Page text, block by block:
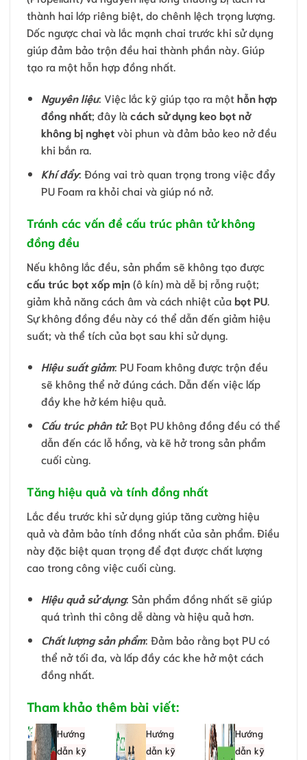
thành hai lớp riêng biệt, do chênh lệch trọng lượng.
Dốc ngược chai và lắc mạnh chai trước khi sử dụng
giúp đảm bảo trộn đều hai thành phần này. Giúp
tạo ra một hỗn hợp đồng nhất.
Nguyên liệu: Việc lắc kỹ giúp tạo ra mộthỗn hợp
đồng nhất; đây là cách sử dụng keo bọt nở
không bị nghẹtvòi phun và đảm bảo keo nở đều
khi bắn ra.
Khí đẩy: Đóng vai trò quan trọng trong việc đẩy
PU Foam ra khỏi chai và giúp nó nở.
Tránh các vấn đề cấu trúc phân tử không
đồng đều
Nếu không lắc đều, sản phẩm sẽ không tạo được
cấu trúc bọt xốp mịn(ô kín) mà dễ bị rỗng ruột;
giảm khả năng cách âm và cách nhiệt của bọt PU
Sự không đồng đều này có thể dẫn đến giảm hiệu
suất; và thể tích của bọt sau khi sử dụng.
Hiệu suất giảm: PU Foam không được trộn đều
sẽ không thể nở đúng cách. Dẫn đến việc lấp
đầy khe hở kém hiệu quả.
Cấu trúc phân tử: Bọt PU không đồng đều có thể
dẫn đến các lỗ hổng, và kẽ hở trong sản phẩm
cuối cùng.
Tăng hiệu quả và tính đồng nhất
Lắc đều trước khi sử dụng giúp tăng cường hiệu
quả và đảm bảo tính đồng nhất của sản phẩm. Điều
này đặc biệt quan trọng để đạt được chất lượng
cao trong công việc cuối cùng.
Hiệu quả sử dụng: Sản phẩm đồng nhất sẽ giúp
quá trình thi công dễ dàng và hiệu quả hơn.
Chất lượng sản phẩm: Đảm bảo rằng bọt PU có
thể nở tối đa, và lấp đầy các khe hở một cách
đồng nhất.
Tham khảo thêm bài viết:
Hướng
dẫn kỹ
Hướng
dẫn kỹ
Hướng
dẫn kỹ